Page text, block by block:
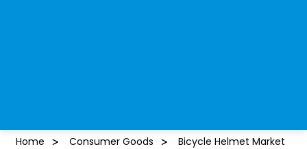
Home Consumer Goods Bicycle Helmet Market